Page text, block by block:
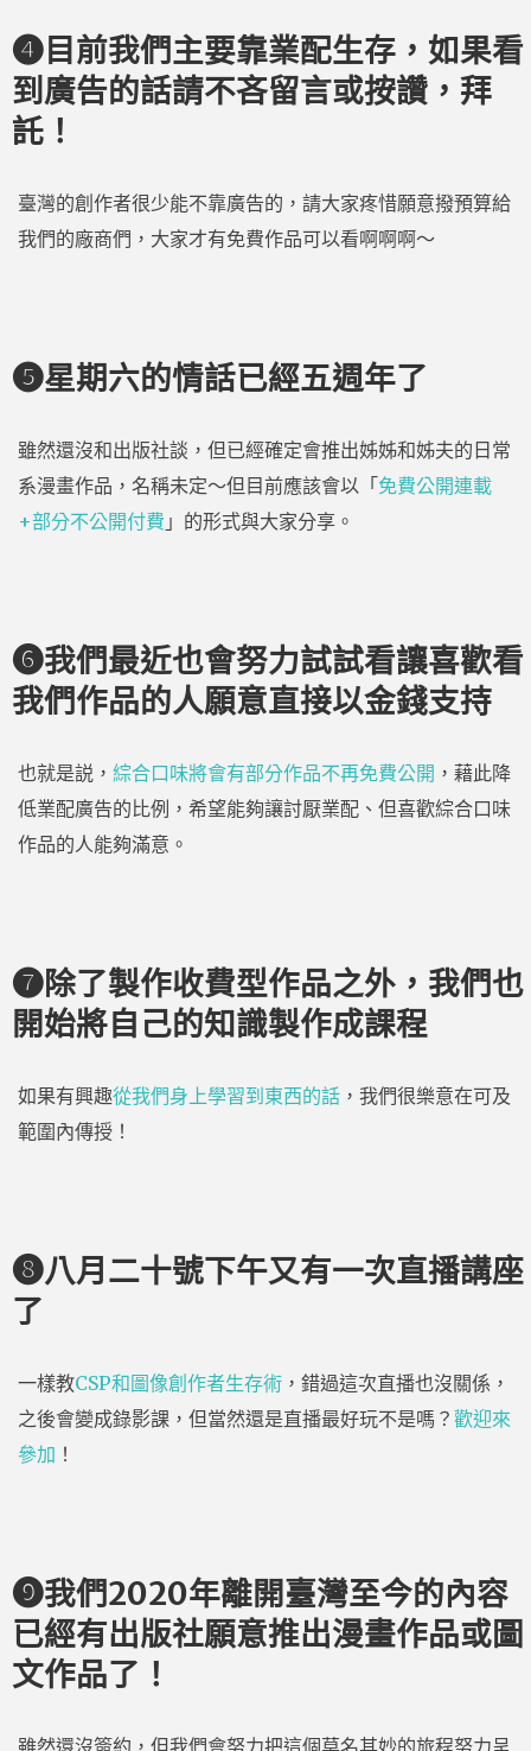
❹目前我們主要靠業配生存，如果看
到廣告的話請不吝留言或按讚，拜
託！
臺灣的創作者很少能不靠廣告的，請大家疼惜願意撥預算給
我們的廠商們，大家才有免費作品可以看啊啊啊～
❺星期六的情話已經五週年了
雖然還沒和出版社談，但已經確定會推出姊姊和姊夫的日常
系漫畫作品，名稱未定～但目前應該會以「免費公開連載
+部分不公開付費 」的形式與大家分享。
❻我們最近也會努力試試看讓喜歡看
我們作品的人願意直接以金錢支持
也就是説， 綜合口味將會有部分作品不再免費公開 ，藉此降
低業配廣告的比例，希望能夠讓討厭業配、但喜歡綜合口味
作品的人能夠滿意。
❼除了製作收費型作品之外，我們也
開始將自己的知識製作成課程
如果有興趣從我們身上學習到東西的話 ，我們很樂意在可及
範圍內傳授！
❽八月二十號下午又有一次直播講座
了
一樣教CSP和圖像創作者生存術 ，錯過這次直播也沒關係，
之後會變成錄影課，但當然還是直播最好玩不是嗎？ 歡迎來
參加 ！
❾我們2020年離開臺灣至今的內容
已經有出版社願意推出漫畫作品或圖
文作品了！
雖然還沒簽約，但我們會努力把這個莫名其妙的旅程努力呈